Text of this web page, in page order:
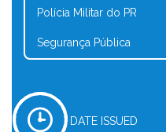
Polícia Militar do PR
Segurança Pública
DATE ISSUED